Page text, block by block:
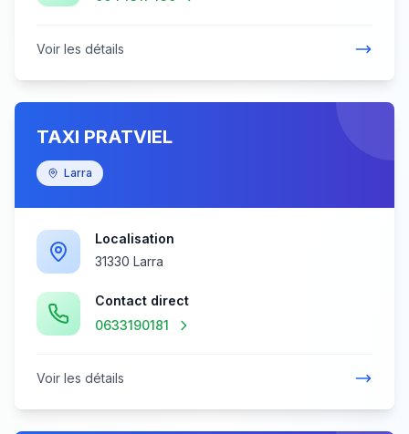
Voir les détails
TAXI PRATVIEL
Larra
Localisation
31330 Larra
Contact direct
0633190181
Voir les détails